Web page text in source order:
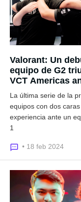
Valorant: Un
equipo de G2
VCT Americas
La última serie de la
equipos con dos
experiencia ante un
1
• 18 feb 2024